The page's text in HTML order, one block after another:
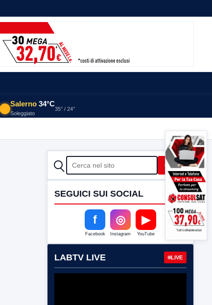
Salerno 34°C
Soleggiato
35° / 24°
CERCA Cerca
SEGUICI SUI SOCIAL
f
Facebook
◎
Instagram
▶
YouTube
LABTV LIVE LIVE